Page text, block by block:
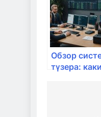
Обзор
түзера: